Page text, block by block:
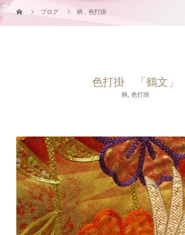
ブログ 柄 ,色打掛
色打掛 「鶴文」
柄, 色打掛